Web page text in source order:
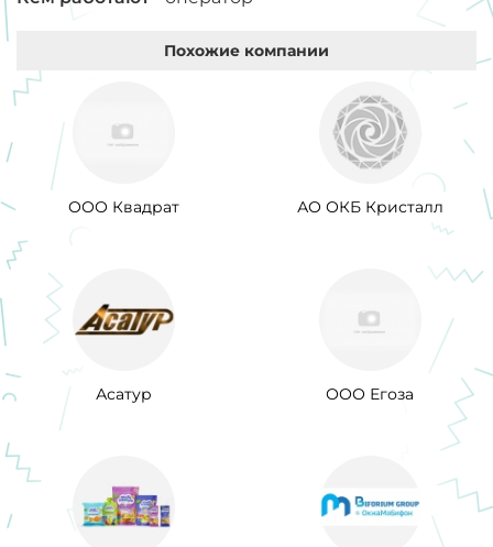
Похожие компании
ООО Квадрат АО ОКБ Кристалл
Асатур ООО Егоза